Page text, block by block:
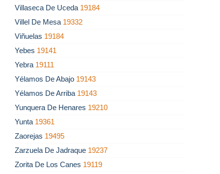
Villaseca De Uceda 19184
Villel De Mesa 19332
Viñuelas 19184
Yebes 19141
Yebra 19111
Yélamos De Abajo 19143
Yélamos De Arriba 19143
Yunquera De Henares 19210
Yunta 19361
Zaorejas 19495
Zarzuela De Jadraque 19237
Zorita De Los Canes 19119